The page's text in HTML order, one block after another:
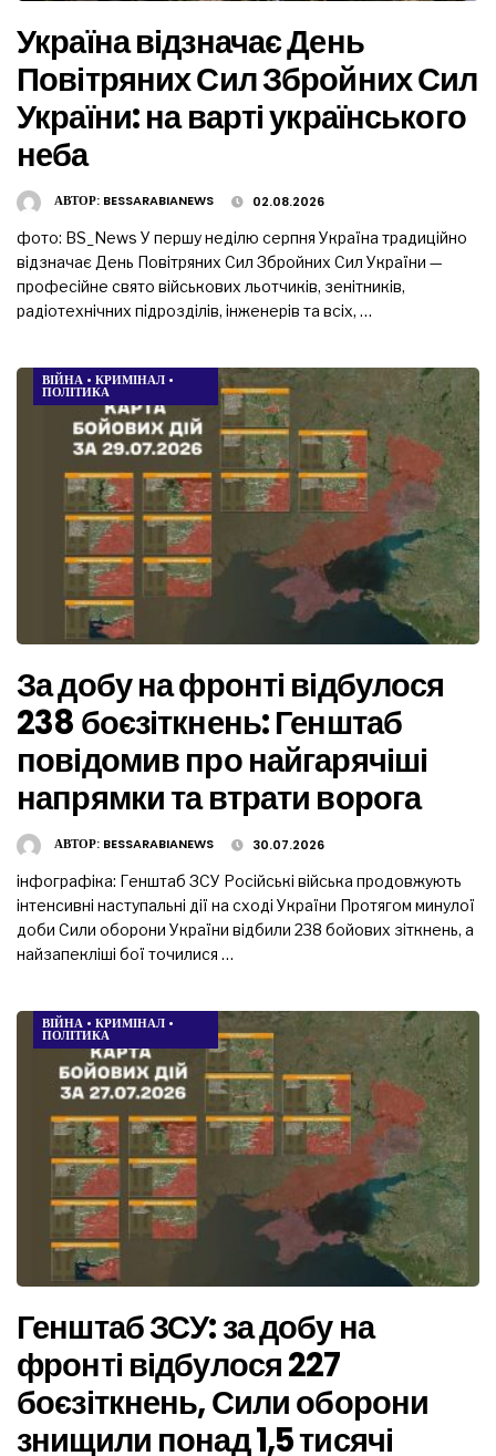
Україна відзначає День
Повітряних Сил Збройних Сил
України: на варті українського
неба
АВТОР: BESSARABIANEWS 02.08.2026
фото: BS_News У першу неділю серпня Україна традиційно
відзначає День Повітряних Сил Збройних Сил України —
професійне свято військових льотчиків, зенітників,
радіотехнічних підрозділів, інженерів та всіх, …
ВІЙНА • КРИМІНАЛ •
ПОЛІТИКА
За добу на фронті відбулося
238 боєзіткнень: Генштаб
повідомив про найгарячіші
напрямки та втрати ворога
АВТОР: BESSARABIANEWS 30.07.2026
інфографіка: Генштаб ЗСУ Російські війська продовжують
інтенсивні наступальні дії на сході України Протягом минулої
доби Сили оборони України відбили 238 бойових зіткнень, а
найзапекліші бої точилися …
ВІЙНА • КРИМІНАЛ •
ПОЛІТИКА
Генштаб ЗСУ: за добу на
фронті відбулося 227
боєзіткнень, Сили оборони
знищили понад 1,5 тисячі